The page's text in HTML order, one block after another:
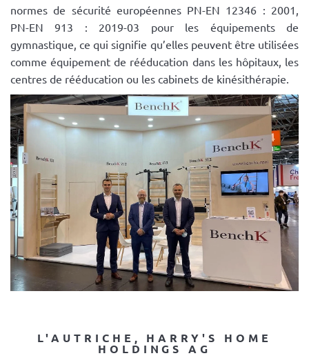
normes de sécurité européennes PN-EN 12346 : 2001,
PN-EN 913 : 2019-03 pour les équipements de
gymnastique, ce qui signifie qu’elles peuvent être utilisées
comme équipement de rééducation dans les hôpitaux, les
centres de rééducation ou les cabinets de kinésithérapie.
L'AUTRICHE, HARRY'S HOME
HOLDINGS AG